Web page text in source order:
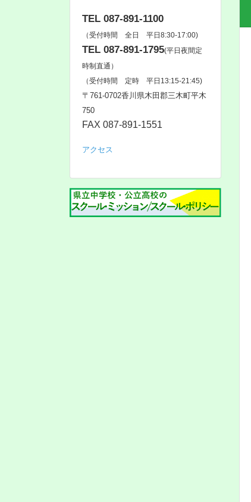
TEL 087-891-1100
（受付時間 全日 平日8:30-17:00)
TEL 087-891-1795(平日夜間定
時制直通）
（受付時間 定時 平日13:15-21:45)
〒761‐0702香川県木田郡三木町平木
750
FAX 087-891-1551
アクセス